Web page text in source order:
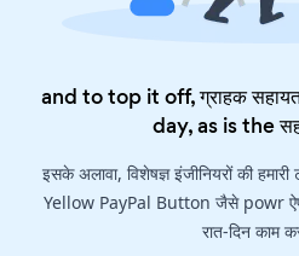
and to top it off, ग्राहक
day, as is the
इसके अलावा, विशेषज्ञ इंजीनियरों की
Yellow PayPal Button जैसे powr
रात-दिन काम